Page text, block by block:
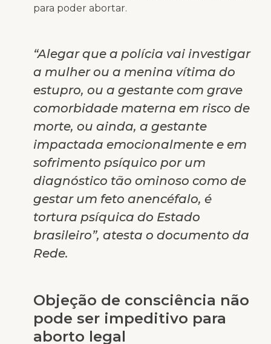
para poder abortar.
“Alegar que a polícia vai investigar
a mulher ou a menina vítima do
estupro, ou a gestante com grave
comorbidade materna em risco de
morte, ou ainda, a gestante
impactada emocionalmente e em
sofrimento psíquico por um
diagnóstico tão ominoso como de
gestar um feto anencéfalo, é
tortura psíquica do Estado
brasileiro”, atesta o documento da
Rede.
Objeção de consciência não
pode ser impeditivo para
aborto legal